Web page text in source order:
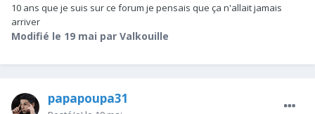
10 ans que je suis sur ce forum je pensais que ça n'allait jamais
arriver
Modifié le 19 mai par Valkouille
papapoupa31